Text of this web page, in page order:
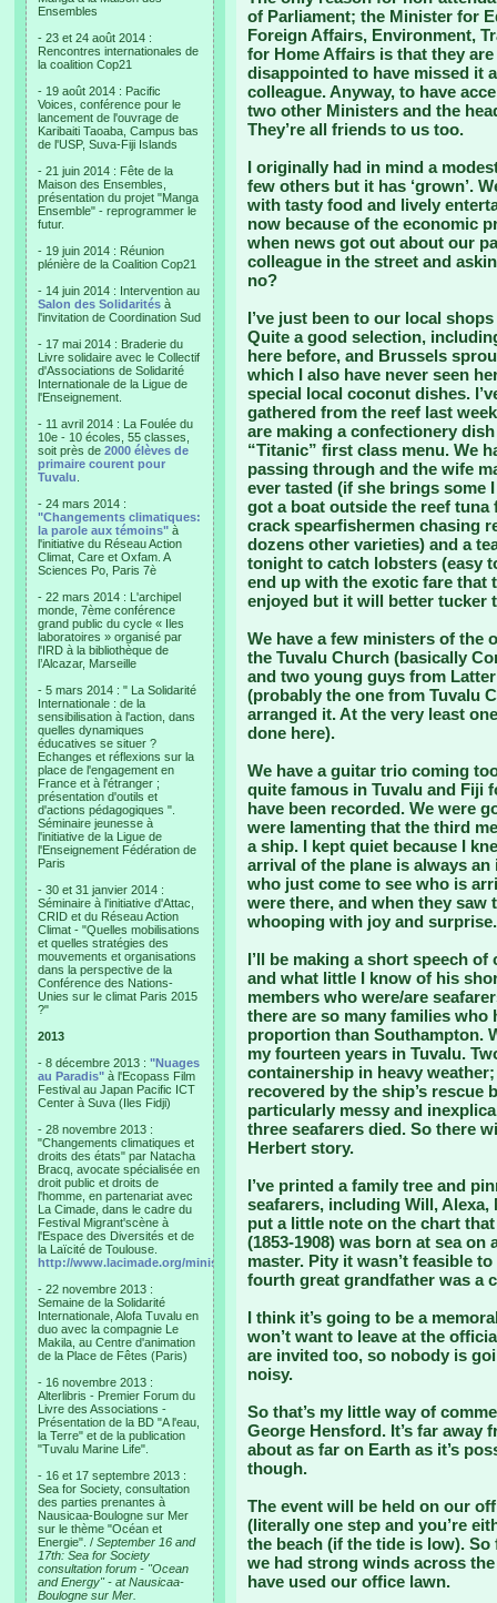
Ensembles
- 23 et 24 août 2014 :
Rencontres internationales de
la coalition Cop21
- 19 août 2014 : Pacific
Voices, conférence pour le
lancement de l'ouvrage de
Karibaiti Taoaba, Campus bas
de l'USP, Suva-Fiji Islands
- 21 juin 2014 : Fête de la
Maison des Ensembles,
présentation du projet "Manga
Ensemble" - reprogrammer le
futur.
- 19 juin 2014 : Réunion
plénière de la Coalition Cop21
- 14 juin 2014 : Intervention au
Salon des Solidarités à
l'invitation de Coordination Sud
- 17 mai 2014 : Braderie du
Livre solidaire avec le Collectif
d'Associations de Solidarité
Internationale de la Ligue de
l'Enseignement.
- 11 avril 2014 : La Foulée du
10e - 10 écoles, 55 classes,
soit près de 2000 élèves de
primaire courent pour
Tuvalu
- 24 mars 2014 :
"Changements climatiques:
la parole aux témoins" à
l'initiative du Réseau Action
Climat, Care et Oxfam. A
Sciences Po, Paris 7è
- 22 mars 2014 : L'archipel
monde, 7ème conférence
grand public du cycle « Iles
laboratoires » organisé par
l'IRD à la bibliothèque de
l’Alcazar, Marseille
- 5 mars 2014 : " La Solidarité
Internationale : de la
sensibilisation à l'action, dans
quelles dynamiques
éducatives se situer ?
Echanges et réflexions sur la
place de l'engagement en
France et à l'étranger ;
présentation d'outils et
d'actions pédagogiques ".
Séminaire jeunesse à
l'initiative de la Ligue de
l'Enseignement Fédération de
Paris
- 30 et 31 janvier 2014 :
Séminaire à l'initiative d'Attac,
CRID et du Réseau Action
Climat - "Quelles mobilisations
et quelles stratégies des
mouvements et organisations
dans la perspective de la
Conférence des Nations-
Unies sur le climat Paris 2015
?"
2013
- 8 décembre 2013 : "Nuages
au Paradis" à l'Ecopass Film
Festival au Japan Pacific ICT
Center à Suva (Iles Fidji)
- 28 novembre 2013 :
"Changements climatiques et
droits des états" par Natacha
Bracq, avocate spécialisée en
droit public et droits de
l'homme, en partenariat avec
La Cimade, dans le cadre du
Festival Migrant'scène à
l'Espace des Diversités et de
la Laïcité de Toulouse.
http://www.lacimade.org/minisites/migrantscene
- 22 novembre 2013 :
Semaine de la Solidarité
Internationale, Alofa Tuvalu en
duo avec la compagnie Le
Makila, au Centre d'animation
de la Place de Fêtes (Paris)
- 16 novembre 2013 :
Alterlibris - Premier Forum du
Livre des Associations -
Présentation de la BD "A l'eau,
la Terre" et de la publication
"Tuvalu Marine Life".
- 16 et 17 septembre 2013 :
Sea for Society, consultation
des parties prenantes à
Nausicaa-Boulogne sur Mer
sur le thème "Océan et
Energie". / September 16 and
17th: Sea for Society
consultation forum - "Ocean
and Energy" - at Nausicaa-
Boulogne sur Mer.
of Parliament; the Minister for
Foreign Affairs, Environment,
for Home Affairs is that they
disappointed to have missed it
colleague. Anyway, to have
two other Ministers and the
They’re all friends to us too.
I originally had in mind a
few others but it has ‘grown’.
with tasty food and lively
now because of the economic
when news got out about our
colleague in the street and
no?
I’ve just been to our local
Quite a good selection,
here before, and Brussels
which I also have never seen
special local coconut dishes.
gathered from the reef last
are making a confectionery
“Titanic” first class menu. We
passing through and the wife
ever tasted (if she brings some
got a boat outside the reef
crack spearfishermen chasing
dozens other varieties) and a
tonight to catch lobsters (easy
end up with the exotic fare that
enjoyed but it will better tucker
We have a few ministers of the
the Tuvalu Church (basically
and two young guys from
(probably the one from Tuvalu
arranged it. At the very least
done here).
We have a guitar trio coming
quite famous in Tuvalu and Fiji
have been recorded. We were
were lamenting that the third
a ship. I kept quiet because I
arrival of the plane is always
who just come to see who is
were there, and when they
whooping with joy and surprise.
I’ll be making a short speech
and what little I know of his
members who were/are
there are so many families who
proportion than Southampton.
my fourteen years in Tuvalu.
containership in heavy
recovered by the ship’s rescue
particularly messy and
three seafarers died. So there
Herbert story.
I’ve printed a family tree and
seafarers, including Will, Alexa,
put a little note on the chart
(1853-1908) was born at sea
master. Pity it wasn’t feasible
fourth great grandfather was a
I think it’s going to be a
won’t want to leave at the
are invited too, so nobody is
noisy.
So that’s my little way of
George Hensford. It’s far away
about as far on Earth as it’s
though.
The event will be held on our
(literally one step and you’re
the beach (if the tide is low).
we had strong winds across
have used our office lawn.